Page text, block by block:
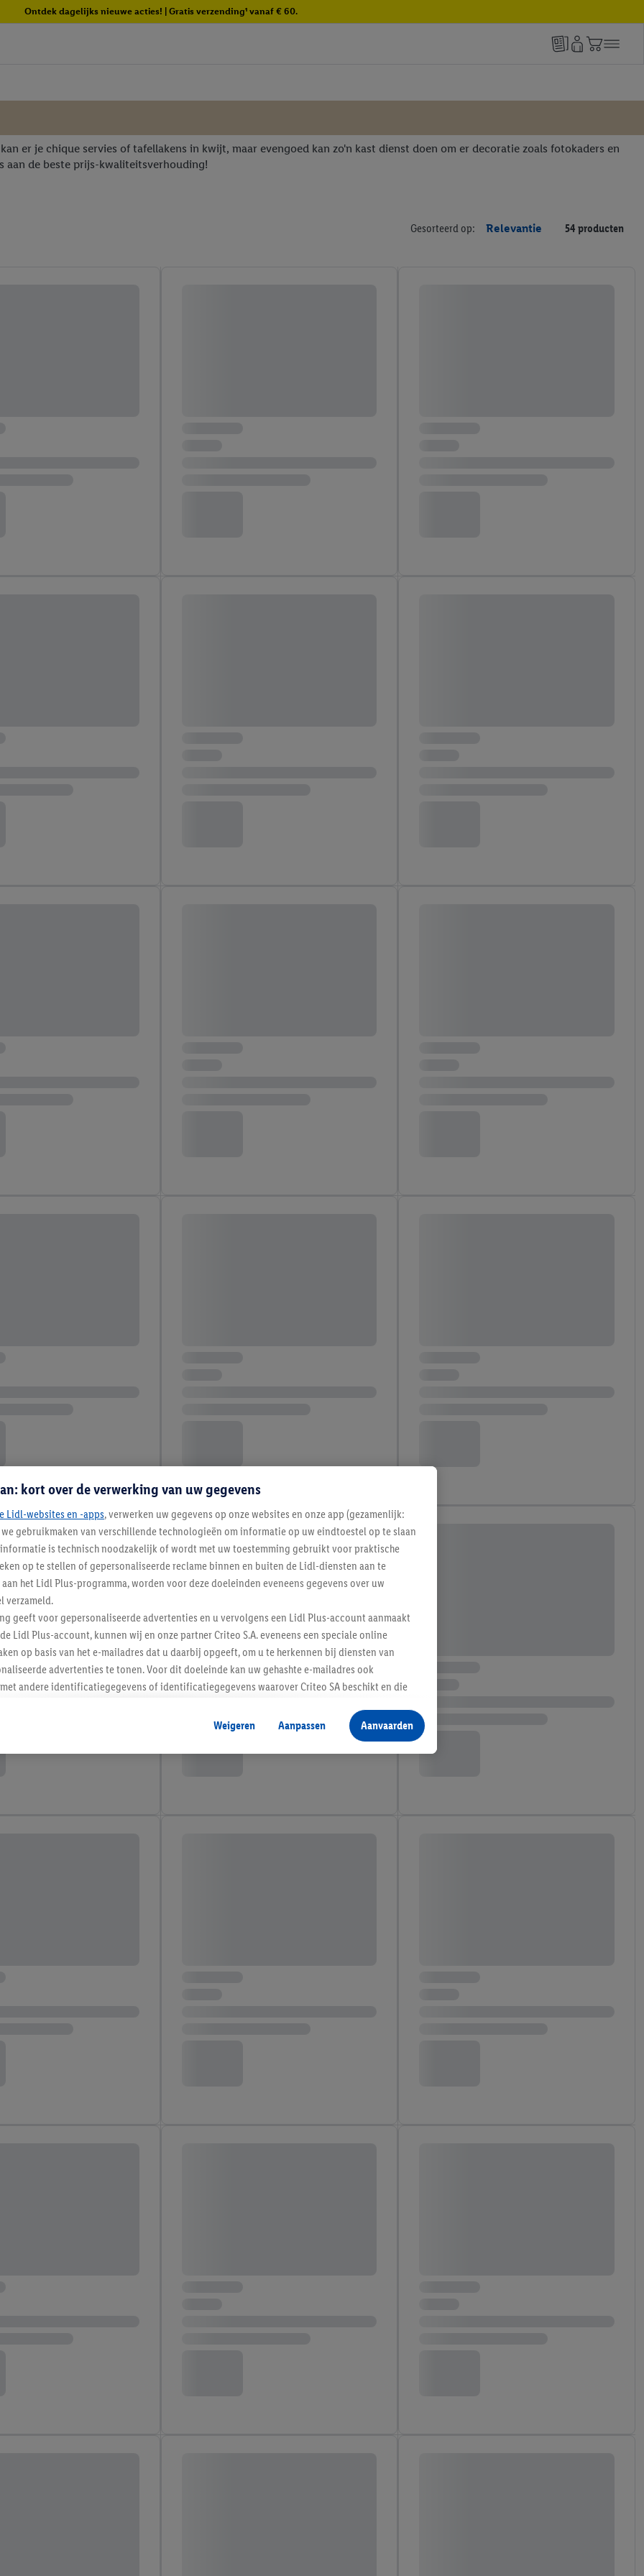
Ontdek dagelijks nieuwe acties! | Gratis verzending¹ vanaf € 60.
er je chique servies of tafellakens in kwijt, maar evengoed kan zo'n kast dienst doen om er decoratie zoals fotokaders en
aan de beste prijs-kwaliteitsverhouding!
Gesorteerd op: Relevantie 54 producten
kort over de verwerking van uw gegevens
Lidl-websites en -apps, verwerken uw gegevens op onze websites en onze app (gezamenlijk:
gebruikmaken van verschillende technologieën om informatie op uw eindtoestel op te slaan
is technisch noodzakelijk of wordt met uw toestemming gebruikt voor praktische
op te stellen of gepersonaliseerde reclame binnen en buiten de Lidl-diensten aan te
het Lidl Plus-programma, worden voor deze doeleinden eveneens gegevens over uw
verzameld.
geeft voor gepersonaliseerde advertenties en u vervolgens een Lidl Plus-account aanmaakt
Lidl Plus-account, kunnen wij en onze partner Criteo S.A. eveneens een speciale online
op basis van het e-mailadres dat u daarbij opgeeft, om u te herkennen bij diensten van
advertenties te tonen. Voor dit doeleinde kan uw gehashte e-mailadres ook
andere identificatiegegevens of identificatiegegevens waarover Criteo SA beschikt en die
kunnen advertenties in het kader van retargeting, d.w.z. advertenties voor producten waarin
(bijvoorbeeld door het product in de webshop aan uw winkelmandje toe te voegen, maar het
apparaten en verschillende Lidl-diensten worden weergegeven als er met behulp
Weigeren Aanpassen Aanvaarden